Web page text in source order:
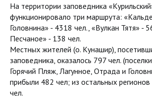
На территории заповедника
функционировало три маршрута:
Головнина» - 4318 чел., «Вулкан Тятя» -
Песчаное» - 138 чел.
Местных жителей (о. Кунашир),
заповедника, оказалось 797 чел.
Горячий Пляж, Лагунное, Отрада и
прибыли 482 чел; из остальных
чел.